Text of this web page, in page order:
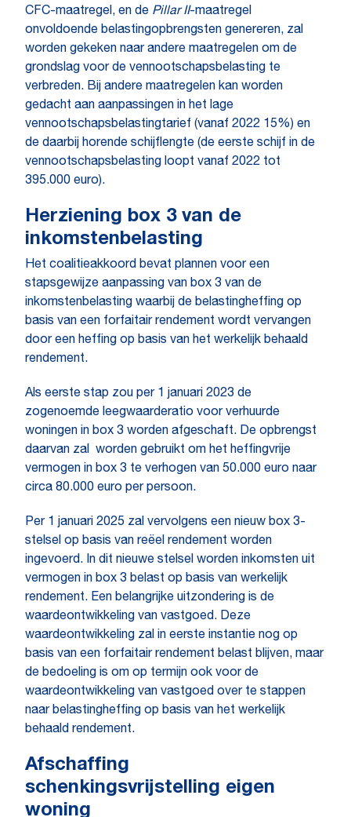
CFC-maatregel, en de Pillar II-maatregel
onvoldoende belastingopbrengsten genereren, zal
worden gekeken naar andere maatregelen om de
grondslag voor de vennootschapsbelasting te
verbreden. Bij andere maatregelen kan worden
gedacht aan aanpassingen in het lage
vennootschapsbelastingtarief (vanaf 2022 15%) en
de daarbij horende schijflengte (de eerste schijf in de
vennootschapsbelasting loopt vanaf 2022 tot
395.000 euro).
Herziening box 3 van de
inkomstenbelasting
Het coalitieakkoord bevat plannen voor een
stapsgewijze aanpassing van box 3 van de
inkomstenbelasting waarbij de belastingheffing op
basis van een forfaitair rendement wordt vervangen
door een heffing op basis van het werkelijk behaald
rendement.
Als eerste stap zou per 1 januari 2023 de
zogenoemde leegwaarderatio voor verhuurde
woningen in box 3 worden afgeschaft. De opbrengst
daarvan zal worden gebruikt om het heffingvrije
vermogen in box 3 te verhogen van 50.000 euro naar
circa 80.000 euro per persoon.
Per 1 januari 2025 zal vervolgens een nieuw box 3-
stelsel op basis van reëel rendement worden
ingevoerd. In dit nieuwe stelsel worden inkomsten uit
vermogen in box 3 belast op basis van werkelijk
rendement. Een belangrijke uitzondering is de
waardeontwikkeling van vastgoed. Deze
waardeontwikkeling zal in eerste instantie nog op
basis van een forfaitair rendement belast blijven, maar
de bedoeling is om op termijn ook voor de
waardeontwikkeling van vastgoed over te stappen
naar belastingheffing op basis van het werkelijk
behaald rendement.
Afschaffing
schenkingsvrijstelling eigen
woning